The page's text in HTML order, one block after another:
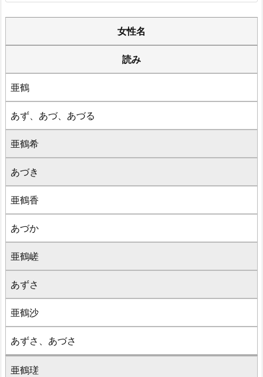
女性名
読み
亜鶴
あず、あづ、あづる
亜鶴希
あづき
亜鶴香
あづか
亜鶴嵯
あずさ
亜鶴沙
あずさ、あづさ
亜鶴瑳